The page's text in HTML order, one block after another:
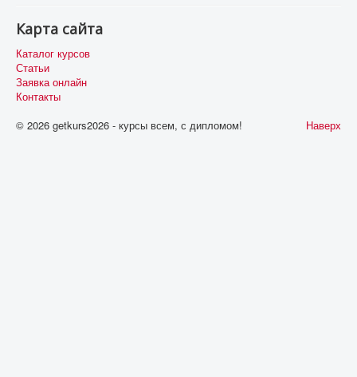
Карта сайта
Каталог курсов
Статьи
Заявка онлайн
Контакты
Наверх
© 2026 getkurs2026 - курсы всем, с дипломом!